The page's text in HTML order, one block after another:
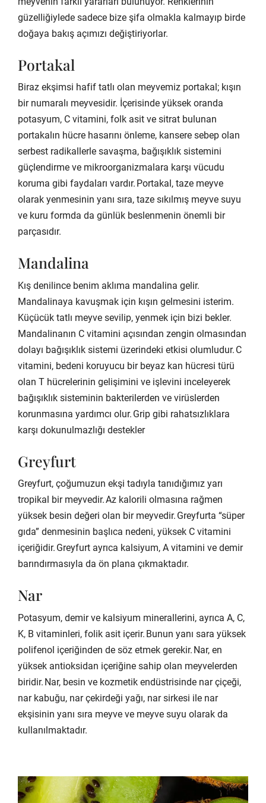
güzelliğiylede sadece bize şifa olmakla kalmayıp birde
doğaya bakış açımızı değiştiriyorlar.
Portakal
Biraz ekşimsi hafif tatlı olan meyvemiz portakal; kışın
bir numaralı meyvesidir. İçerisinde yüksek oranda
potasyum, C vitamini, folk asit ve sitrat bulunan
portakalın hücre hasarını önleme, kansere sebep olan
serbest radikallerle savaşma, bağışıklık sistemini
güçlendirme ve mikroorganizmalara karşı vücudu
koruma gibi faydaları vardır. Portakal, taze meyve
olarak yenmesinin yanı sıra, taze sıkılmış meyve suyu
ve kuru formda da günlük beslenmenin önemli bir
parçasıdır.
Mandalina
Kış denilince benim aklıma mandalina gelir.
Mandalinaya kavuşmak için kışın gelmesini isterim.
Küçücük tatlı meyve sevilip, yenmek için bizi bekler.
Mandalinanın C vitamini açısından zengin olmasından
dolayı bağışıklık sistemi üzerindeki etkisi olumludur. C
vitamini, bedeni koruyucu bir beyaz kan hücresi türü
olan T hücrelerinin gelişimini ve işlevini inceleyerek
bağışıklık sisteminin bakterilerden ve virüslerden
korunmasına yardımcı olur. Grip gibi rahatsızlıklara
karşı dokunulmazlığı destekler
Greyfurt
Greyfurt, çoğumuzun ekşi tadıyla tanıdığımız yarı
tropikal bir meyvedir. Az kalorili olmasına rağmen
yüksek besin değeri olan bir meyvedir. Greyfurta “süper
gıda” denmesinin başlıca nedeni, yüksek C vitamini
içeriğidir. Greyfurt ayrıca kalsiyum, A vitamini ve demir
barındırmasıyla da ön plana çıkmaktadır.
Nar
Potasyum, demir ve kalsiyum minerallerini, ayrıca A, C,
K, B vitaminleri, folik asit içerir. Bunun yanı sara yüksek
polifenol içeriğinden de söz etmek gerekir. Nar, en
yüksek antioksidan içeriğine sahip olan meyvelerden
biridir. Nar, besin ve kozmetik endüstrisinde nar çiçeği,
nar kabuğu, nar çekirdeği yağı, nar sirkesi ile nar
ekşisinin yanı sıra meyve ve meyve suyu olarak da
kullanılmaktadır.